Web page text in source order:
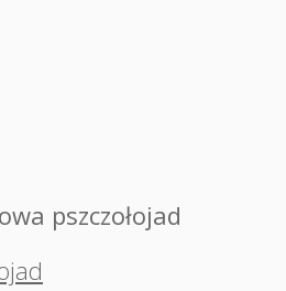
pszczołojad